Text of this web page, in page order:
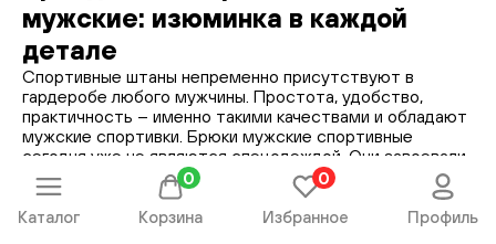
мужские: изюминка в каждой
детале
Спортивные штаны непременно присутствуют в
гардеробе любого мужчины. Простота, удобство,
практичность – именно такими качествами и обладают
мужские спортивки. Брюки мужские спортивные
сегодня уже не являются спецодеждой. Они завоевали
место в шкафу в качестве самостоятельного
экземпляра гардероба, став незаменимой частью
повседневного образа или для походов на природу
Каталог Корзина
0
Избранное
0
Профиль